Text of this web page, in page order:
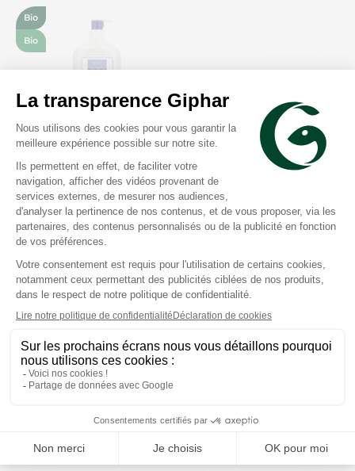
Jonzac
Eau Micellaire Douceur
Nettoyante Bio Bebe
500ml jonzac
apporte tous ses bienfaits
pour bébé grâce à ses
propriétés : - apaisante
pour calmer les rougeurs
fréquentes chez Bébé, -
régénérante pour
renforcer la barrière
cutanée et ISOTONIQUE
perturber l'équilibre
Bio
Bio
Sublimactive peau
mature crème rose 40ml